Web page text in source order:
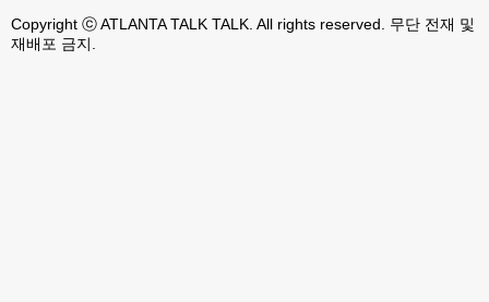
Copyright ⓒ ATLANTA TALK TALK. All rights reserved. 무단 전재 및
재배포 금지.